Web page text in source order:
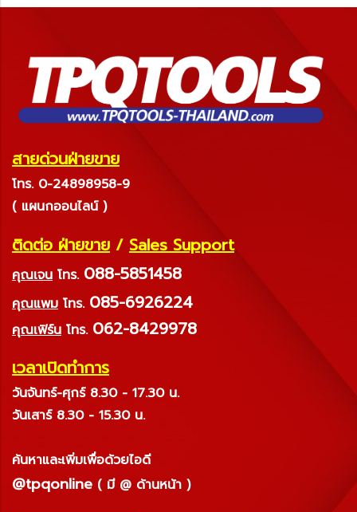
สายด่วนฝ่ายขาย
โทร. 0-24898958-9
( แผนกออนไลน์ )
ติดต่อ ฝ่ายขาย / Sales Support
คุณเจน โทร. 088-5851458
คุณแพม โทร. 085-6926224
คุณเฟิร์น โทร. 062-8429978
เวลาเปิดทำการ
วันจันทร์-ศุกร์ 8.30 - 17.30 น.
วันเสาร์ 8.30 - 15.30 น.
ค้นหาและเพิ่มเพื่อด้วยไอดี
@tpqonline ( มี @ ด้านหน้า )